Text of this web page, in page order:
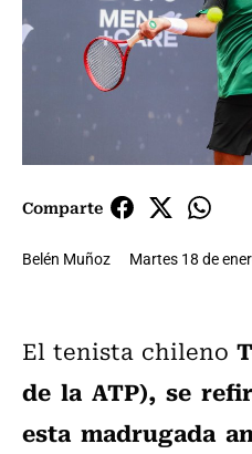
Comparte
Belén Muñoz Martes 18 de
El tenista chileno
de la ATP), se
esta madrugada